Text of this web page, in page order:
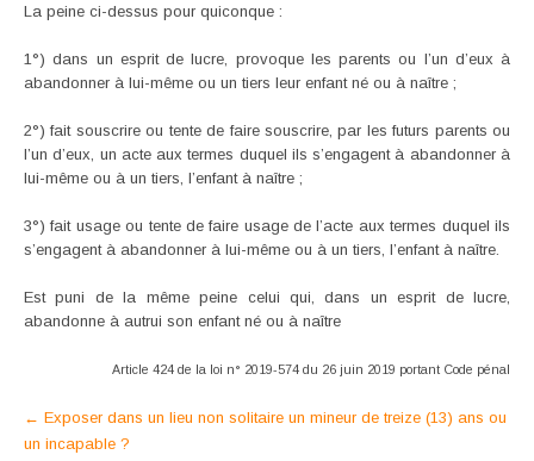
La peine ci-dessus pour quiconque :
1°) dans un esprit de lucre, provoque les parents ou l’un d’eux à
abandonner à lui-même ou un tiers leur enfant né ou à naître ;
2°) fait souscrire ou tente de faire souscrire, par les futurs parents ou
l’un d’eux, un acte aux termes duquel ils s’engagent à abandonner à
lui-même ou à un tiers, l’enfant à naître ;
3°) fait usage ou tente de faire usage de l’acte aux termes duquel ils
s’engagent à abandonner à lui-même ou à un tiers, l’enfant à naître.
Est puni de la même peine celui qui, dans un esprit de lucre,
abandonne à autrui son enfant né ou à naître
Article 424 de la loi n° 2019-574 du 26 juin 2019 portant Code pénal
Post
navigation
← Exposer dans un lieu non solitaire un mineur de treize (13) ans ou
un incapable ?